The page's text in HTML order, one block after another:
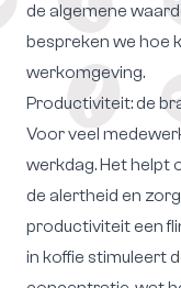
de algemene
bespreken we hoe
werkomgeving.
Productiviteit: de
Voor veel
werkdag. Het helpt
de alertheid en
productiviteit een
in koffie stimuleert